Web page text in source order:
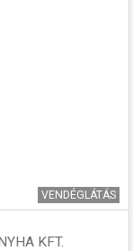
VENDÉGLÁTÁS
KFT.